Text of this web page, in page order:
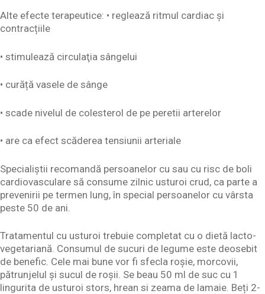
Alte efecte terapeutice: • reglează ritmul cardiac și
contracțiile
• stimulează circulaţia sângelui
• curăță vasele de sânge
• scade nivelul de colesterol de pe peretii arterelor
• are ca efect scăderea tensiunii arteriale
Specialiștii recomandă persoanelor cu sau cu risc de boli
cardiovasculare să consume zilnic usturoi crud, ca parte a
prevenirii pe termen lung, în special persoanelor cu vârsta
peste 50 de ani.
Tratamentul cu usturoi trebuie completat cu o dietă lacto-
vegetariană. Consumul de sucuri de legume este deosebit
de benefic. Cele mai bune vor fi sfecla roșie, morcovii,
pătrunjelul și sucul de roșii. Se beau 50 ml de suc cu 1
lingurita de usturoi stors, hrean si zeama de lamaie. Beți 2-